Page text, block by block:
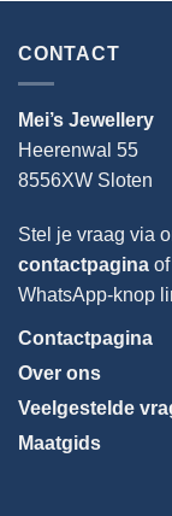
CONTACT
Mei’s Jewellery
Heerenwal 55
8556XW Sloten
Stel je vraag via
contactpagina
WhatsApp-knop
Contactpagina
Over ons
Veelgestelde
Maatgids